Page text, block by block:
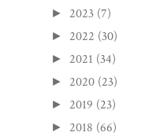
► 2023 (7)
► 2022 (30)
► 2021 (34)
► 2020 (23)
► 2019 (23)
► 2018 (66)